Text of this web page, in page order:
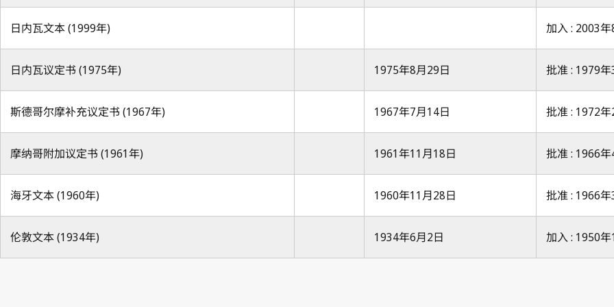
日内瓦文本 (1999年) 加入 : 2003
日内瓦议定书 (1975年) 1975年8月29日 批准 : 1979
斯德哥尔摩补充议定书 (1967年) 1967年7月14日 批准 : 1972
摩纳哥附加议定书 (1961年) 1961年11月18日 批准 : 1966
海牙文本 (1960年) 1960年11月28日 批准 : 1966
伦敦文本 (1934年) 1934年6月2日 加入 : 1950